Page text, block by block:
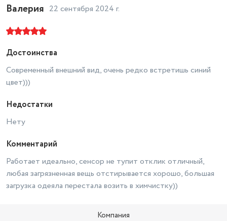
Тип загрузки
фронтальная
Расход воды за стирку
Уровень шума при отжиме
Уровень шума при стирке
Максимальное время отсрочки
Количество программ
Количество программ стирки
Бренд
JACOO
1. Стиральная машина - 1 шт., 2.
Уплотнители
Валерия 22 сентября 2024 г.
Достоинства
Современный внешний вид, очень редко встретишь синий
цвет)))
Недостатки
Нету
Комментарий
Работает идеально, сенсор не тупит отклик отличный,
любая загрязненная вещь отстирывается хорошо, большая
загрузка одеяла перестала возить в химчистку))
Компания